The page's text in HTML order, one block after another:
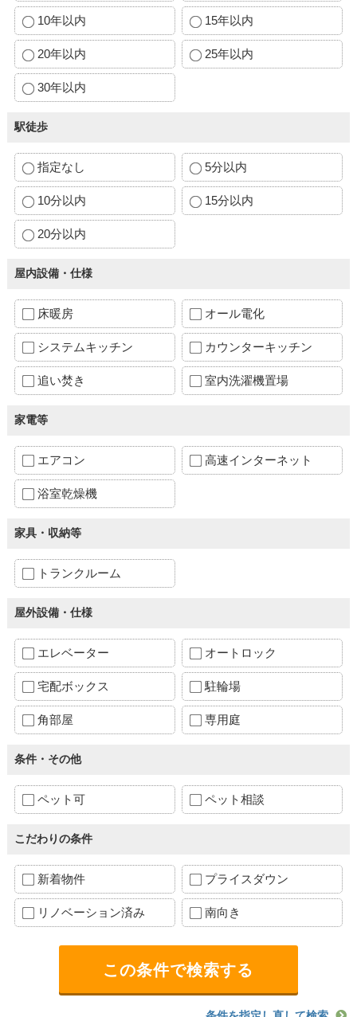
10年以内 15年以内
20年以内 25年以内
30年以内
駅徒歩
指定なし 5分以内
10分以内 15分以内
20分以内
屋内設備・仕様
床暖房 オール電化
システムキッチン カウンターキッチン
追い焚き 室内洗濯機置場
家電等
エアコン 高速インターネット
浴室乾燥機
家具・収納等
トランクルーム
屋外設備・仕様
エレベーター オートロック
宅配ボックス 駐輪場
角部屋 専用庭
条件・その他
ペット可 ペット相談
こだわりの条件
新着物件 プライスダウン
リノベーション済み 南向き